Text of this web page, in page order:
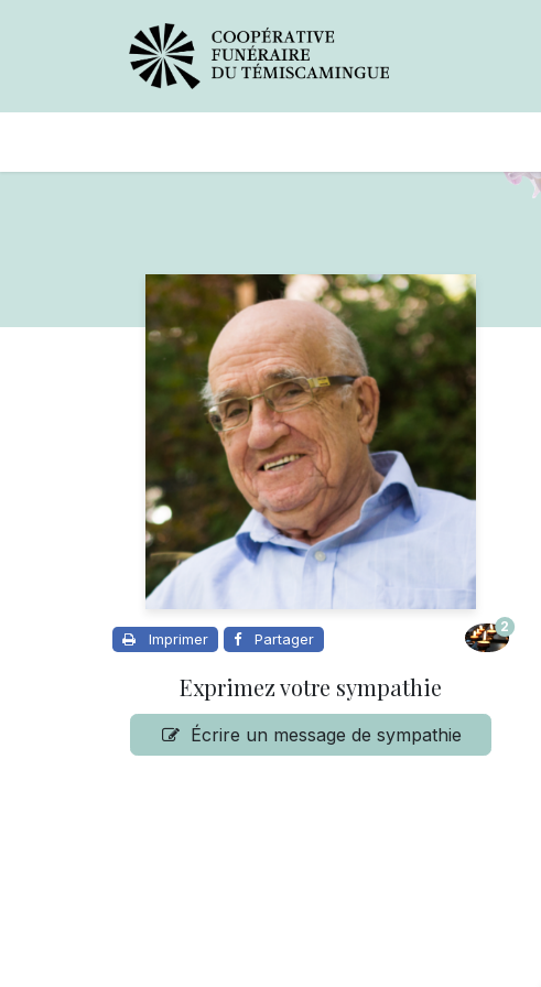
Imprimer Partager
2
Exprimez votre sympathie
Écrire un message de sympathie